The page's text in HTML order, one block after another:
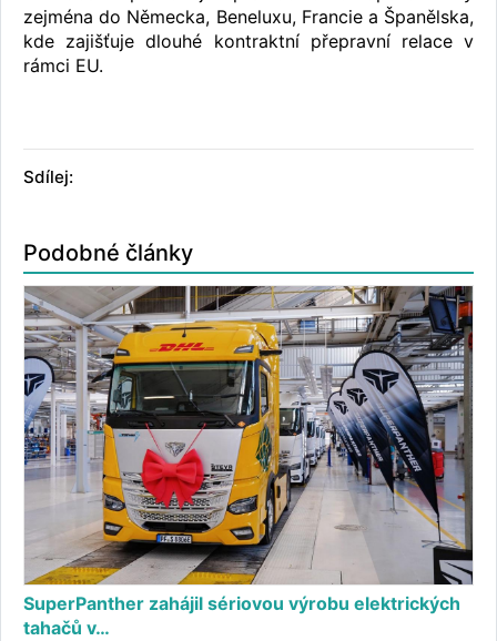
zejména do Německa, Beneluxu, Francie a Španělska,
kde zajišťuje dlouhé kontraktní přepravní relace v
rámci EU.
Sdílej:
Podobné články
SuperPanther zahájil sériovou výrobu elektrických
tahačů v…